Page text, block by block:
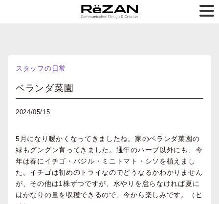
スタッフの日常
ベランダ菜園
2024/05/15
5月になり暖かくなってきましたね。家のベランダ菜園の
緑もグングン育ってきました。通年のハーブ以外にも、今
年は春にイチゴ・バジル・ミニトマト・シソを植えまし
た。イチゴは初めのトライなのでどうなるかわかりません
が、その他は1株ずつですが、水やりを怠らなければ夏に
はかなりの量を収穫できるので、今から楽しみです。（ヒ